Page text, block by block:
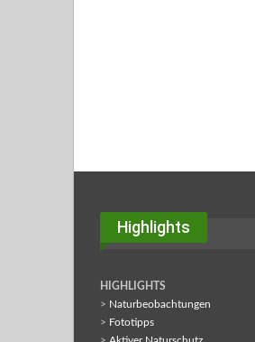
Highlights
HIGHLIGHTS
> Naturbeobachtungen
> Fototipps